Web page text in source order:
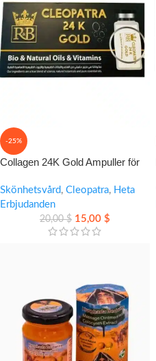
-25%
Collagen 24K Gold Ampuller för
och uppstramande känsla
Skönhetsvård, Cleopatra, Heta
Erbjudanden
20,00$ 15,00 $